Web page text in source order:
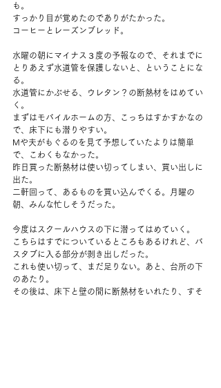
も。
すっかり目が覚めたのでありがたかった。
コーヒーとレーズンブレッド。
水曜の朝にマイナス３度の予報なので、それまでに
とりあえず水道管を保護しないと、ということにな
る。
水道管にかぶせる、ウレタン？の断熱材をはめてい
く。
まずはモバイルホームの方、こっちはすかすかなの
で、床下にも潜りやすい。
Mや夫がもぐるのを見て予想していたよりは簡単
で、こわくもなかった。
昨日買った断熱材は使い切ってしまい、買い出しに
出た。
二軒回って、あるものを買い込んでくる。月曜の
朝、みんな忙しそうだった。
今度はスクールハウスの下に潜ってはめていく。
こちらはすでについているところもあるけれど、バ
スタブに入る部分が剥き出しだった。
これも使い切って、まだ足りない。あと、台所の下
のあたり。
その後は、床下と壁の間に断熱材をいれたり、すそ